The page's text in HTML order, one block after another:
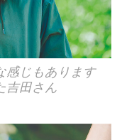
感じもあります
吉田さん